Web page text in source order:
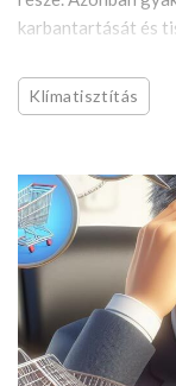
karbantartását és
Klímatisztítás